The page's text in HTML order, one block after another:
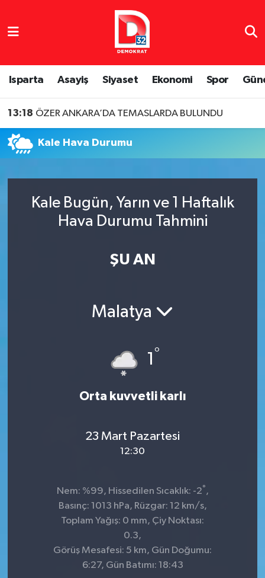
Isparta Asayiş Siyaset Ekonomi Spor
13:18 ÖZER ANKARA’DA TEMASLARDA BULUNDU
Kale Hava Durumu
Kale Bugün, Yarın ve 1 Haftalık
Hava Durumu Tahmini
ŞU AN
Malatya
1 °
Orta kuvvetli karlı
23 Mart Pazartesi
12:30
Nem: %99, Hissedilen Sıcaklık: -2°,
Basınç: 1013 hPa, Rüzgar: 12 km/s,
Toplam Yağış: 0 mm, Çiy Noktası:
0.3,
Görüş Mesafesi: 5 km, Gün Doğumu:
6:27, Gün Batımı: 18:43
Isparta Nöbetçi Eczaneler
Isparta Hava Durumu
Tüm Manşetler
Son Dakika Haberleri